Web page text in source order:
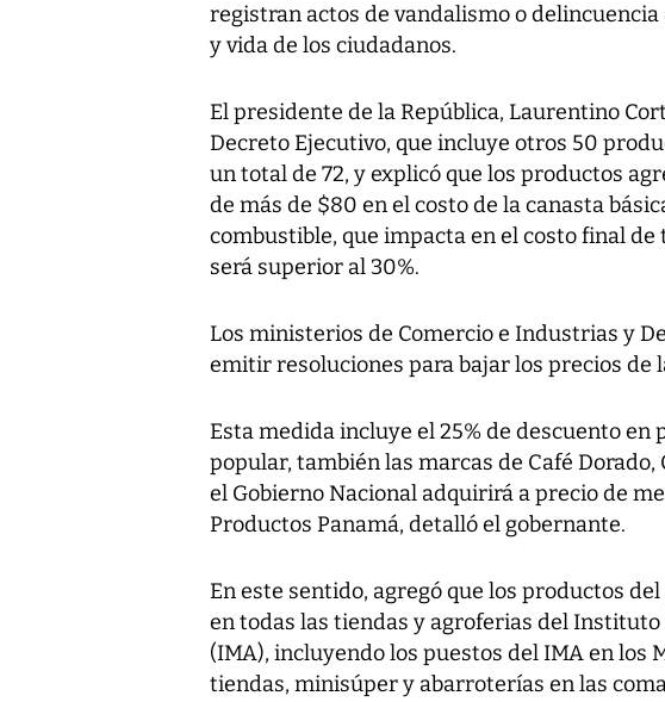
registran actos de vandalismo o
y vida de los ciudadanos.
El presidente de la República, Laurentino
Decreto Ejecutivo, que incluye otros 50
un total de 72, y explicó que los productos
de más de $80 en el costo de la canasta
combustible, que impacta en el costo final
será superior al 30%.
Los ministerios de Comercio e Industrias y
emitir resoluciones para bajar los precios de
Esta medida incluye el 25% de descuento en
popular, también las marcas de Café Dorado,
el Gobierno Nacional adquirirá a precio de
Productos Panamá, detalló el gobernante.
En este sentido, agregó que los productos
en todas las tiendas y agroferias del
(IMA), incluyendo los puestos del IMA en los
tiendas, minisúper y abarroterías en las